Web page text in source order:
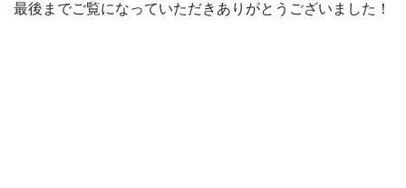
最後までご覧になっていただきありがとうございました！